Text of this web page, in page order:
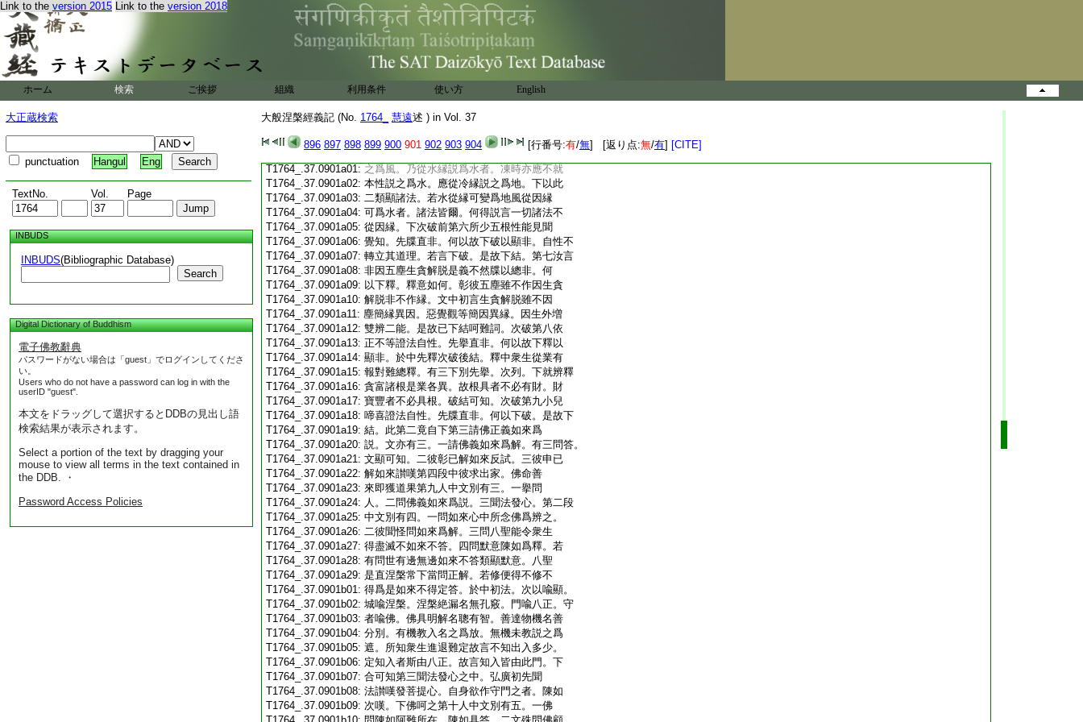
Link to the version 2015 Link to the version 2018
ホーム 検索 ご挨拶 組織 利用条件 使い方 English
大正蔵検索
punctuation Hangul Eng
TextNo. Vol. Page
INBUDS
INBUDS(Bibliographic Database)
Search
Digital Dictionary of Buddhism
電子佛教辭典
パスワードがない場合は「guest」でログインしてくださ
い。
Users who do not have a password can log in with the
userID "guest".
本文をドラッグして選択するとDDBの見出し語
検索結果が表示されます。
Select a portion of the text by dragging your
mouse to view all terms in the text contained in
the DDB. ・
Password Access Policies
大般涅槃經義記 (No. 1764_ 慧遠述 ) in Vol. 37
896 897 898 899 900 901 902 903 904 [行番号:有/無] [返り点:無/有] [CITE]
T1764_.37.0900c19:大。白蝋錫等於汝法中名之爲火擧其所立。
T1764_.37.0900c20: 下破可知。下破風水。水性名流辨定水相。若
T1764_.37.0900c21:水凍時不名爲地故名水者定其所立。何因
T1764_.37.0900c22:
縁故波動之時不名爲風擧風決破。若動不
名風擧風徴定。凍時亦應不名爲水擧水決
T1764_.37.0900c24:破。是義云何。水性名流。與寒冷合便成凍結。
T1764_.37.0900c25:風性飄動與水和合便成波浪兩義相似。今
T1764_.37.0900c26:就徴責。水性名流若水凍時不從冷縁説之
T1764_.37.0900c27:爲地。仍就本性説爲水者。風與水合成波之
T1764_.37.0900c28: 時應從本性説之爲風。何因縁故波動之時
不名爲風乃名爲水。若波動時不就本性説
T1764_.37.0901a01: 之爲風。乃從水縁説爲水者。凍時亦應不就
T1764_.37.0901a02: 本性説之爲水。應從冷縁説之爲地。下以此
T1764_.37.0901a03: 二類顯諸法。若水從縁可變爲地風從因縁
T1764_.37.0901a04: 可爲水者。諸法皆爾。何得説言一切諸法不
T1764_.37.0901a05: 從因縁。下次破前第六所少五根性能見聞
T1764_.37.0901a06: 覺知。先牒直非。何以故下破以顯非。自性不
T1764_.37.0901a07: 轉立其道理。若言下破。是故下結。第七汝言
T1764_.37.0901a08: 非因五塵生貪解脱是義不然牒以總非。何
T1764_.37.0901a09: 以下釋。釋意如何。彰彼五塵雖不作因生貪
T1764_.37.0901a10: 解脱非不作縁。文中初言生貪解脱雖不因
T1764_.37.0901a11: 塵簡縁異因。惡覺觀等簡因異縁。因生外増
T1764_.37.0901a12: 雙辨二能。是故已下結呵難詞。次破第八依
T1764_.37.0901a13: 正不等證法自性。先擧直非。何以故下釋以
T1764_.37.0901a14: 顯非。於中先釋次破後結。釋中衆生從業有
T1764_.37.0901a15: 報對難總釋。有三下別先擧。次列。下就辨釋
T1764_.37.0901a16: 貪富諸根是業各異。故根具者不必有財。財
T1764_.37.0901a17: 寶豐者不必具根。破結可知。次破第九小兒
T1764_.37.0901a18: 啼喜證法自性。先牒直非。何以下破。是故下
T1764_.37.0901a19: 結。此第二竟自下第三請佛正義如來爲
T1764_.37.0901a20: 説。文亦有三。一請佛義如來爲解。有三問答。
T1764_.37.0901a21: 文顯可知。二彼彰已解如來反試。三彼申已
T1764_.37.0901a22: 解如來讃嘆第四段中彼求出家。佛命善
T1764_.37.0901a23: 來即獲道果第九人中文別有三。一擧問
T1764_.37.0901a24: 人。二問佛義如來爲説。三聞法發心。第二段
T1764_.37.0901a25: 中文別有四。一問如來心中所念佛爲辨之。
T1764_.37.0901a26: 二彼聞怪問如來爲解。三問八聖能令衆生
T1764_.37.0901a27: 得盡滅不如來不答。四問默意陳如爲釋。若
T1764_.37.0901a28: 有問世有邊無邊如來不答類顯默意。八聖
T1764_.37.0901a29: 是直涅槃常下當問正解。若修便得不修不
T1764_.37.0901b01: 得爲是如來不得定答。於中初法。次以喩顯。
T1764_.37.0901b02: 城喩涅槃。涅槃絶漏名無孔竅。門喩八正。守
T1764_.37.0901b03: 者喩佛。佛具明解名聰有智。善達物機名善
T1764_.37.0901b04: 分別。有機教入名之爲放。無機未教説之爲
T1764_.37.0901b05: 遮。所知衆生進退難定故言不知出入多少。
T1764_.37.0901b06: 定知入者斯由八正。故言知入皆由此門。下
T1764_.37.0901b07: 合可知第三聞法發心之中。弘廣初先聞
T1764_.37.0901b08: 法讃嘆發菩提心。自身欲作守門之者。陳如
T1764_.37.0901b09: 次嘆。下佛呵之第十人中文別有五。一佛